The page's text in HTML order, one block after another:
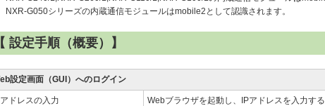
NXR-G050シリーズの内蔵通信モジュールはmobile2として認識されます。
【 設定手順（概要）】
設定画面（GUI）へのログイン
アドレスの入力 Webブラウザを起動し、IPアドレスを入力する